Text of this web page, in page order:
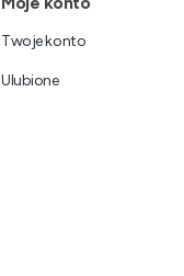
Twoje konto
Ulubione